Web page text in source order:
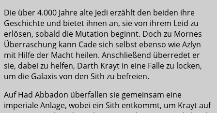
Die über 4.000 Jahre alte Jedi erzählt den beiden ihre
Geschichte und bietet ihnen an, sie von ihrem Leid zu
erlösen, sobald die Mutation beginnt. Doch zu Mornes
Überraschung kann Cade sich selbst ebenso wie Azlyn
mit Hilfe der Macht heilen. Anschließend überredet er
sie, dabei zu helfen, Darth Krayt in eine Falle zu locken,
um die Galaxis von den Sith zu befreien.
Auf Had Abbadon überfallen sie gemeinsam eine
imperiale Anlage, wobei ein Sith entkommt, um Krayt auf